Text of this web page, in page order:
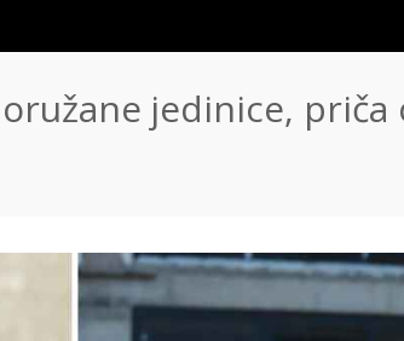
jedinice,